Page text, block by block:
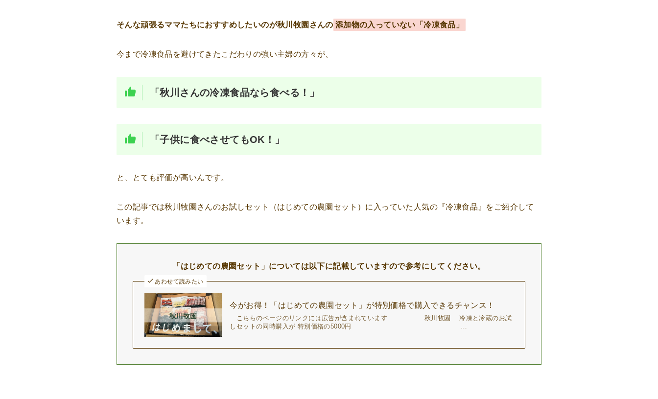
そんな頑張るママたちにおすすめしたいのが秋川牧園さんの 添加物の入っていない「冷凍食品」
今まで冷凍食品を避けてきたこだわりの強い主婦の方々が、
「秋川さんの冷凍食品なら食べる！」
「子供に食べさせてもOK！」
と、とても評価が高いんです。
この記事では秋川牧園さんのお試しセット（はじめての農園セット）に入っていた人気の『冷凍食品』をご紹介して
います。
「はじめての農園セット」については以下に記載していますので参考にしてください。
あわせて読みたい
今がお得！「はじめての農園セット」が特別価格で購入できるチャンス！
こちらのページのリンクには広告が含まれています 秋川牧園 冷凍と冷蔵のお試
しセットの同時購入が 特別価格の5000円 …